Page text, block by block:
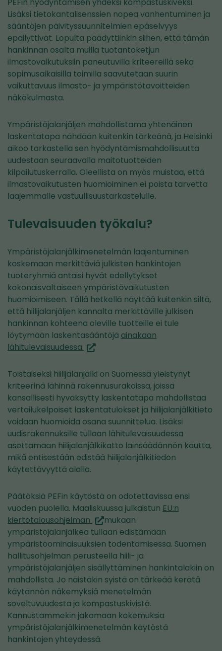
Lisäksi tietokantalisenssien nopea vanhentuminen ja
sääntöjen päivityssuunnitelmien epäselvyys
epäilyttivät. Lopulta päädyttiinkin siihen, että tämän
hankinnan osalta muilla tuotantoketjun
ilmastovaikutuksiin paneutuvilla kriteereillä sekä
sopimusaikaisilla toimilla saavutetaan suurin
vaikuttavuus ilmasto- ja ympäristötavoitteiden
näkökulmasta.
Ympäristöjalanjäljen mahdollistama yhtenäinen
laskentatapa nähdään kuitenkin tärkeänä, ja Helsinki
aikoo tarkastella sen hyödyntämismahdollisuutta
uudestaan seuraavalla maitotuotteiden
kilpailutuskerralla. Oleellista on myös muistaa, että
ilmastovaikutusten huomioiminen ei poista tarvetta
laajemmalle vastuullisuustarkastelulle.
Tulevaisuuden työkalu?
Ympäristöjalanjälkimenetelmän laajentuminen
koskemaan merkittäviä julkisten hankintojen
tuoteryhmiä antaisi hyvät edellytykset
kokonaisvaltaiseen ympäristövaikutusten
huomioimiseen. Tällä hetkellä näyttää kuitenkin siltä,
että hiilijalanjäljen kannalta merkittäville julkisen
hankinnan kohteena oleville tuotteille ei tule
löytymään laskentasääntöjä ainakaan
lähitulevaisuudessa. (siirryt
palveluun)
Toistaiseksi hiilijalanjälki on Suomessa yleistynyt
kriteerinä lähinnä rakennusurakoissa, joissa
kansallisesti hyväksytty laskentatapa mahdollistaa
vertailukelpoiset laskentatulokset ja hiilijalanjälkitieto
voidaan huomioida osana suunnittelua. Lisäksi
uudisrakennuksille tullaan lähitulevaisuudessa
asettamaan hiilijalanjälkikatto lainsäädännön kautta,
mikä entisestään edistää hiilijalanjälkitiedon
käytettävyyttä alalla.
Päätöksiä PEFin käytöstä on odotettavissa ensi
vuoden puolella. Maaliskuussa julkaistun EU:n
kiertotalousohjelman (siirryt
toiseen
palveluun)
mukaan
ympäristöjalanjälkeä tullaan edistämään
ympäristöominaisuuksien todentamisessa. Suomen
hallitusohjelman perusteella hiili- ja
ympäristöjalanjäljen sisällyttäminen hankintalakiin on
mahdollista. Jo näistäkin syistä on tärkeää kerätä
käytännön näkemyksiä menetelmän
soveltuvuudesta ja kompastuskivistä.
Kannustammekin jakamaan kokemuksia
ympäristöjalanjälkimenetelmän käytöstä
hankintojen yhteydessä.